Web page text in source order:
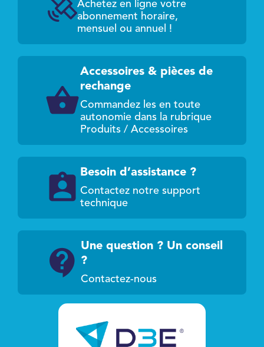
Achetez en ligne votre
abonnement horaire,
mensuel ou annuel !
Accessoires & pièces de
rechange
Commandez les en toute
autonomie dans la rubrique
Produits / Accessoires
Besoin d’assistance ?
Contactez notre support
technique
Une question ? Un conseil
?
Contactez-nous